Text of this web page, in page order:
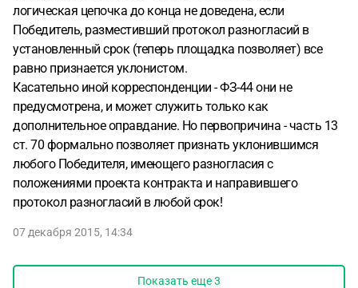
логическая цепочка до конца не доведена, если
Победитель, разместивший протокол разногласий в
установленный срок (теперь площадка позволяет) все
равно признается уклонистом.
Касательно иной корреспонденции - ФЗ-44 они не
предусмотрена, и может служить только как
дополнительное оправдание. Но первопричина - часть 13
ст. 70 формально позволяет признать уклонившимся
любого Победителя, имеющего разногласия с
положениями проекта контракта и направившего
протокол разногласий в любой срок!
07 декабря 2015, 14:34
Показать еще3